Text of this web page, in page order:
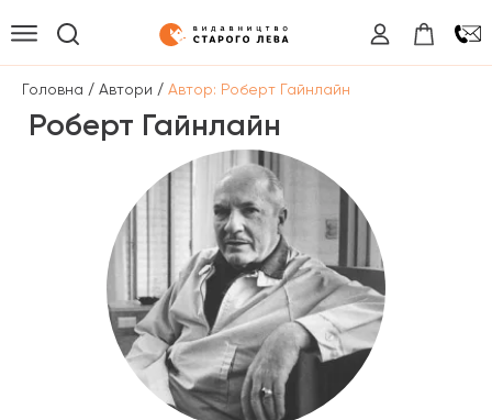
Головна / Автори / Автор: Роберт Гайнлайн
Роберт Гайнлайн